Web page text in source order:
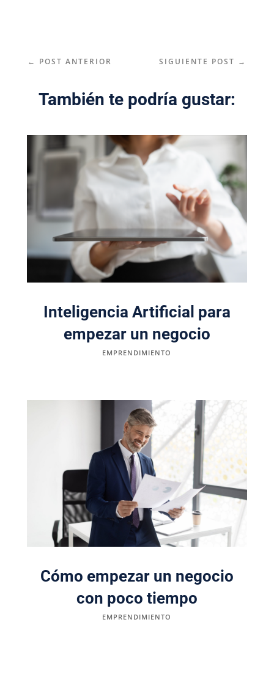
← POST ANTERIOR SIGUIENTE POST →
También te podría gustar:
Inteligencia Artificial para
empezar un negocio
EMPRENDIMIENTO
Cómo empezar un negocio
con poco tiempo
EMPRENDIMIENTO